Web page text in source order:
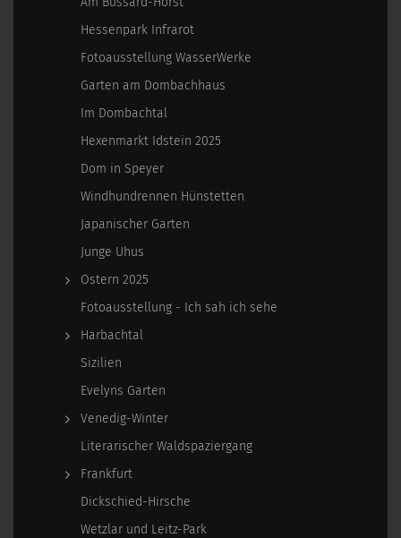
Hessenpark Infrarot
Fotoausstellung WasserWerke
Garten am Dombachhaus
Im Dombachtal
Hexenmarkt Idstein 2025
Dom in Speyer
Windhundrennen Hünstetten
Japanischer Garten
Junge Uhus
Ostern 2025
Fotoausstellung - Ich sah ich sehe
Harbachtal
Sizilien
Evelyns Garten
Venedig-Winter
Literarischer Waldspaziergang
Frankfurt
Dickschied-Hirsche
Wetzlar und Leitz-Park